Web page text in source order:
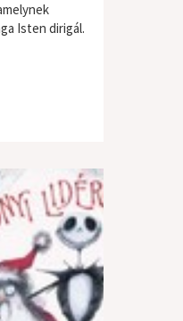
Isten dirigál.